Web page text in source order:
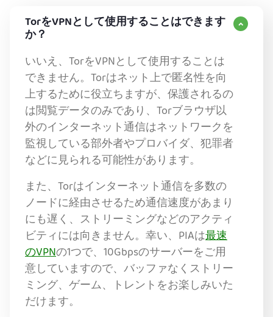
TorをVPNとして使用することはできます
か？
いいえ、TorをVPNとして使用することは
できません。Torはネット上で匿名性を向
上するために役立ちますが、保護されるの
は閲覧データのみであり、Torブラウザ以
外のインターネット通信はネットワークを
監視している部外者やプロバイダ、犯罪者
などに見られる可能性があります。
また、Torはインターネット通信を多数の
ノードに経由させるため通信速度があまり
にも遅く、ストリーミングなどのアクティ
ビティには向きません。幸い、PIAは最速
のVPNの1つで、10Gbpsのサーバーをご用
意していますので、バッファなくストリー
ミング、ゲーム、トレントをお楽しみいた
だけます。